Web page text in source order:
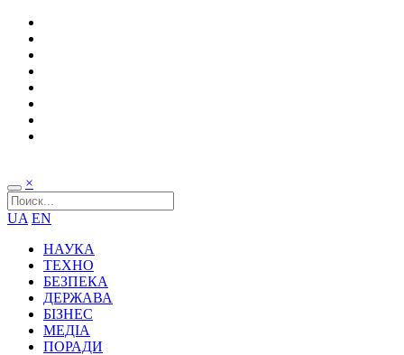
×
UA EN
НАУКА
ТЕХНО
БЕЗПЕКА
ДЕРЖАВА
БІЗНЕС
МЕДІА
ПОРАДИ